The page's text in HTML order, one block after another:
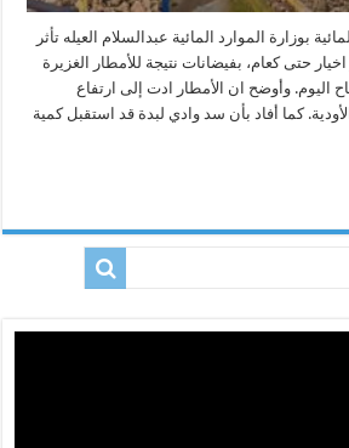
بوزارة الموارد المائية عبدالسلام العيله تأثر
حتى كعام، بفيضانات نتيجة للأمطار الغزيرة
اليوم. وأوضح ان الأمطار ادت إلى ارتفاع
كما أفاد بأن سد وادي لبدة قد استقبل كمية